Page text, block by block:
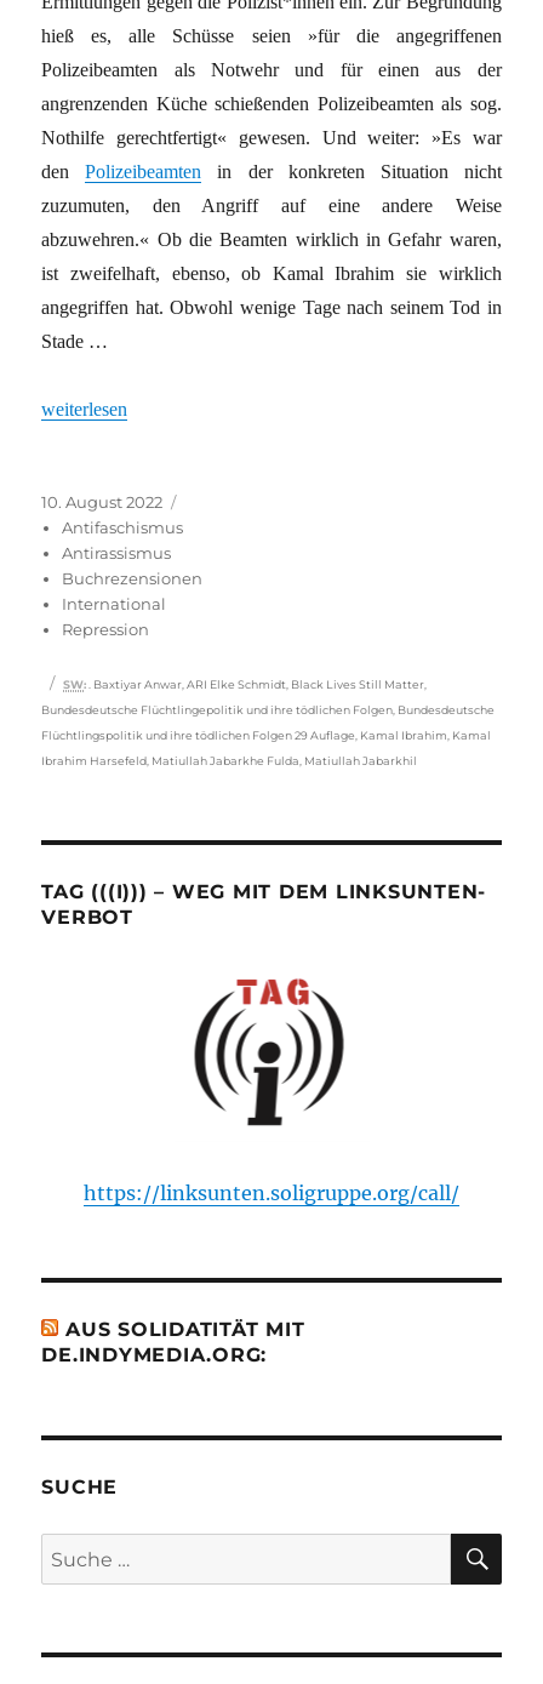
hieß es, alle Schüsse seien »für die angegriffenen
Polizeibeamten als Notwehr und für einen aus der
angrenzenden Küche schießenden Polizeibeamten als sog.
Nothilfe gerechtfertigt« gewesen. Und weiter: »Es war
denPolizeibeamten in der konkreten Situation nicht
zuzumuten, den Angriff auf eine andere Weise
abzuwehren.« Ob die Beamten wirklich in Gefahr waren,
ist zweifelhaft, ebenso, ob Kamal Ibrahim sie wirklich
angegriffen hat. Obwohl wenige Tage nach seinem Tod in
Stade …
„In Gefahr auch noch nach der Ankunft“
weiterlesen
Veröffentlicht
am
10. August 2022
Antifaschismus
Antirassismus
Buchrezensionen
International
Repression
Schlagwörter
SW: . Baxtiyar Anwar ,ARI Elke Schmidt Black Lives Still Matter
Bundesdeutsche Flüchtlingepolitik und ihre tödlichen Folgen Bundesdeutsche
Flüchtlingspolitik und ihre tödlichen Folgen 29 Auflage Kamal Ibrahim Kamal
Ibrahim Harsefeld Matiullah Jabarkhe Fulda Matiullah Jabarkhil
TAG (((I))) – WEG MIT DEM LINKSUNTEN-
VERBOT
https://linksunten.soligruppe.org/call/
AUS SOLIDATITÄT MIT
DE.INDYMEDIA.ORG:
SUCHE
Suche
nach: